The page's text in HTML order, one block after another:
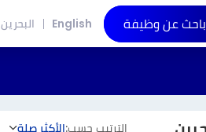
باحث عن وظيفة English البحرين
الترتيب حسب:الأكثر صلة